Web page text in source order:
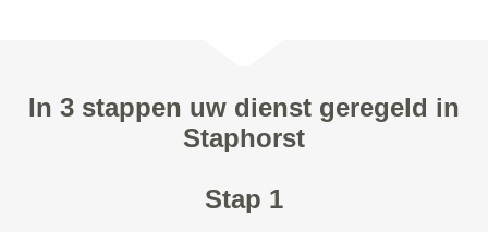
In 3 stappen uw dienst geregeld in
Staphorst
Stap 1